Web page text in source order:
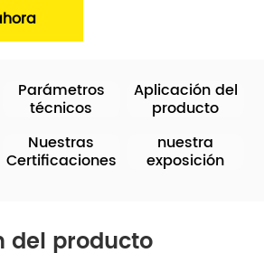
Parámetros
técnicos
Aplicación del
producto
Nuestras
Certificaciones
nuestra
exposición
del producto